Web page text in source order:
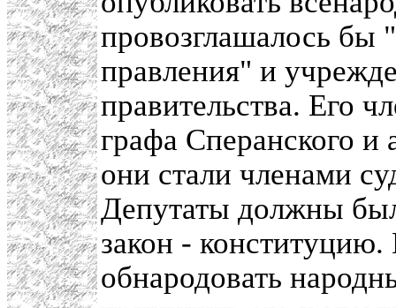
провозглашалось бы
правления" и
правительства. Его
графа Сперанского
они стали членами
Депутаты должны
закон - конституцию.
обнародовать